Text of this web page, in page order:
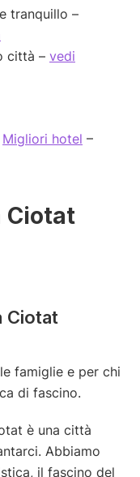
tranquillo –
città – vedi
Migliori hotel –
Ciotat
Ciotat
famiglie e per chi
di fascino.
è una città
Abbiamo
il fascino del